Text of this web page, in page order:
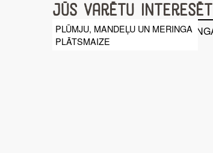
Jūs varētu interesēt
PLŪMJU, MANDEĻU UN MERINGA
PLĀTSMAIZE